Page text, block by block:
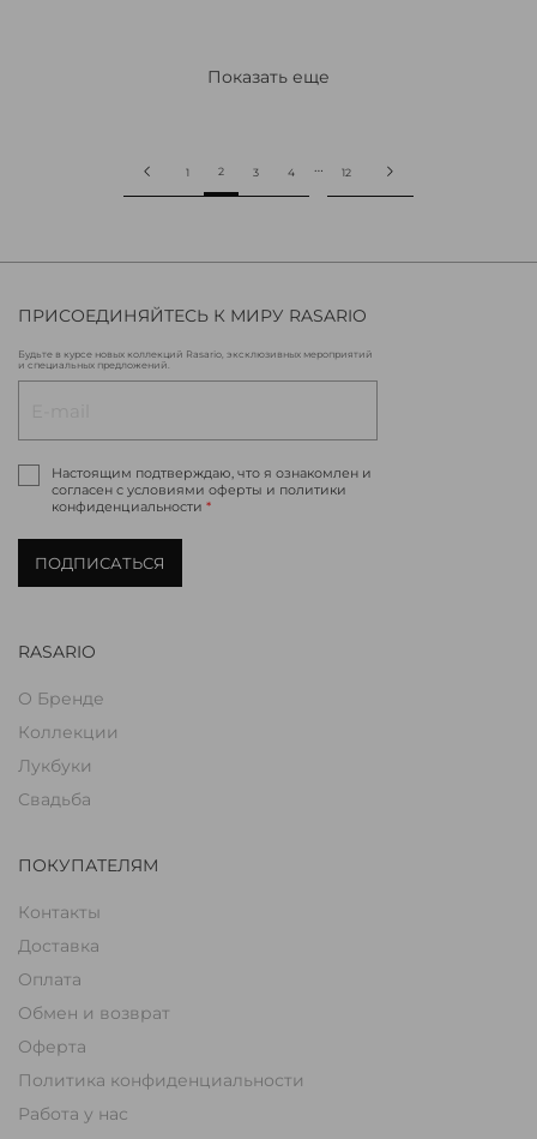
Показать еще
1 2 3 4 12
RASARIO
О Бренде
Коллекции
Лукбуки
Свадьба
ПОКУПАТЕЛЯМ
Контакты
Доставка
Оплата
Обмен и возврат
Оферта
Политика конфиденциальности
Работа у нас
ПРИСОЕДИНЯЙТЕСЬ К МИРУ RASARIO
Будьте в курсе новых коллекций Rasario, эксклюзивных мероприятий
и специальных предложений.
Настоящим подтверждаю, что я ознакомлен и
согласен с условиями оферты и политики
конфиденциальности *
ПОДПИСАТЬСЯ